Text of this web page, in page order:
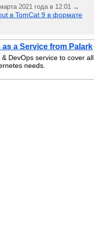
2021 года в 12:01 →
в TomCat 9 в формате
as a Service from Palark
& DevOps service to cover all
needs.